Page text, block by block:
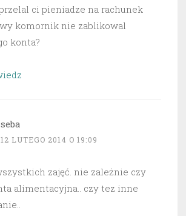
ci pieniadze na rachunek
komornik nie zablikowal
konta?
seba
12 LUTEGO 2014 O 19:09
zajęć. nie zależnie czy
alimentacyjna.. czy tez inne